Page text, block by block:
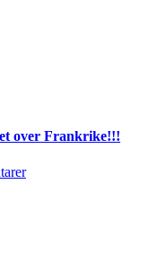
over Frankrike!!!